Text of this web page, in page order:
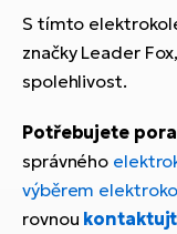
S tímto
značky Leader
spolehlivost.
Potřebujete
správného
výběrem
rovnou